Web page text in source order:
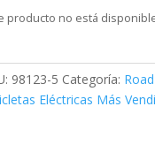
producto no está
98123-5 Categoría: Road
Eléctricas Más